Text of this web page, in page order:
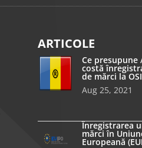
ARTICOLE
Ce presupune
costă
de mărci la
Aug 25, 2021
Înregistrarea
mărci în
Europeană